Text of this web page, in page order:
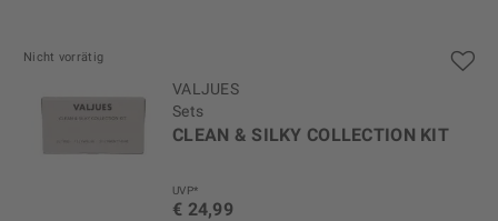
Nicht vorrätig
VALJUES
Sets
CLEAN & SILKY COLLECTION KIT
UVP*
€ 24,99